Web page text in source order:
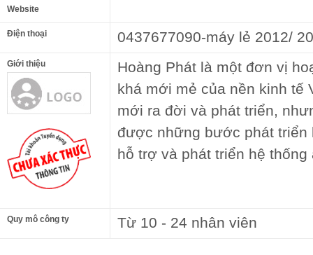
Website
Điện thoại 0437677090-máy lẻ 2012/
Giới thiệu
Hoàng Phát là một đơn vị
khá mới mẻ của nền kinh tế
mới ra đời và phát triển,
được những bước phát triển
hỗ trợ và phát triển hệ
Quy mô công ty Từ 10 - 24 nhân viên